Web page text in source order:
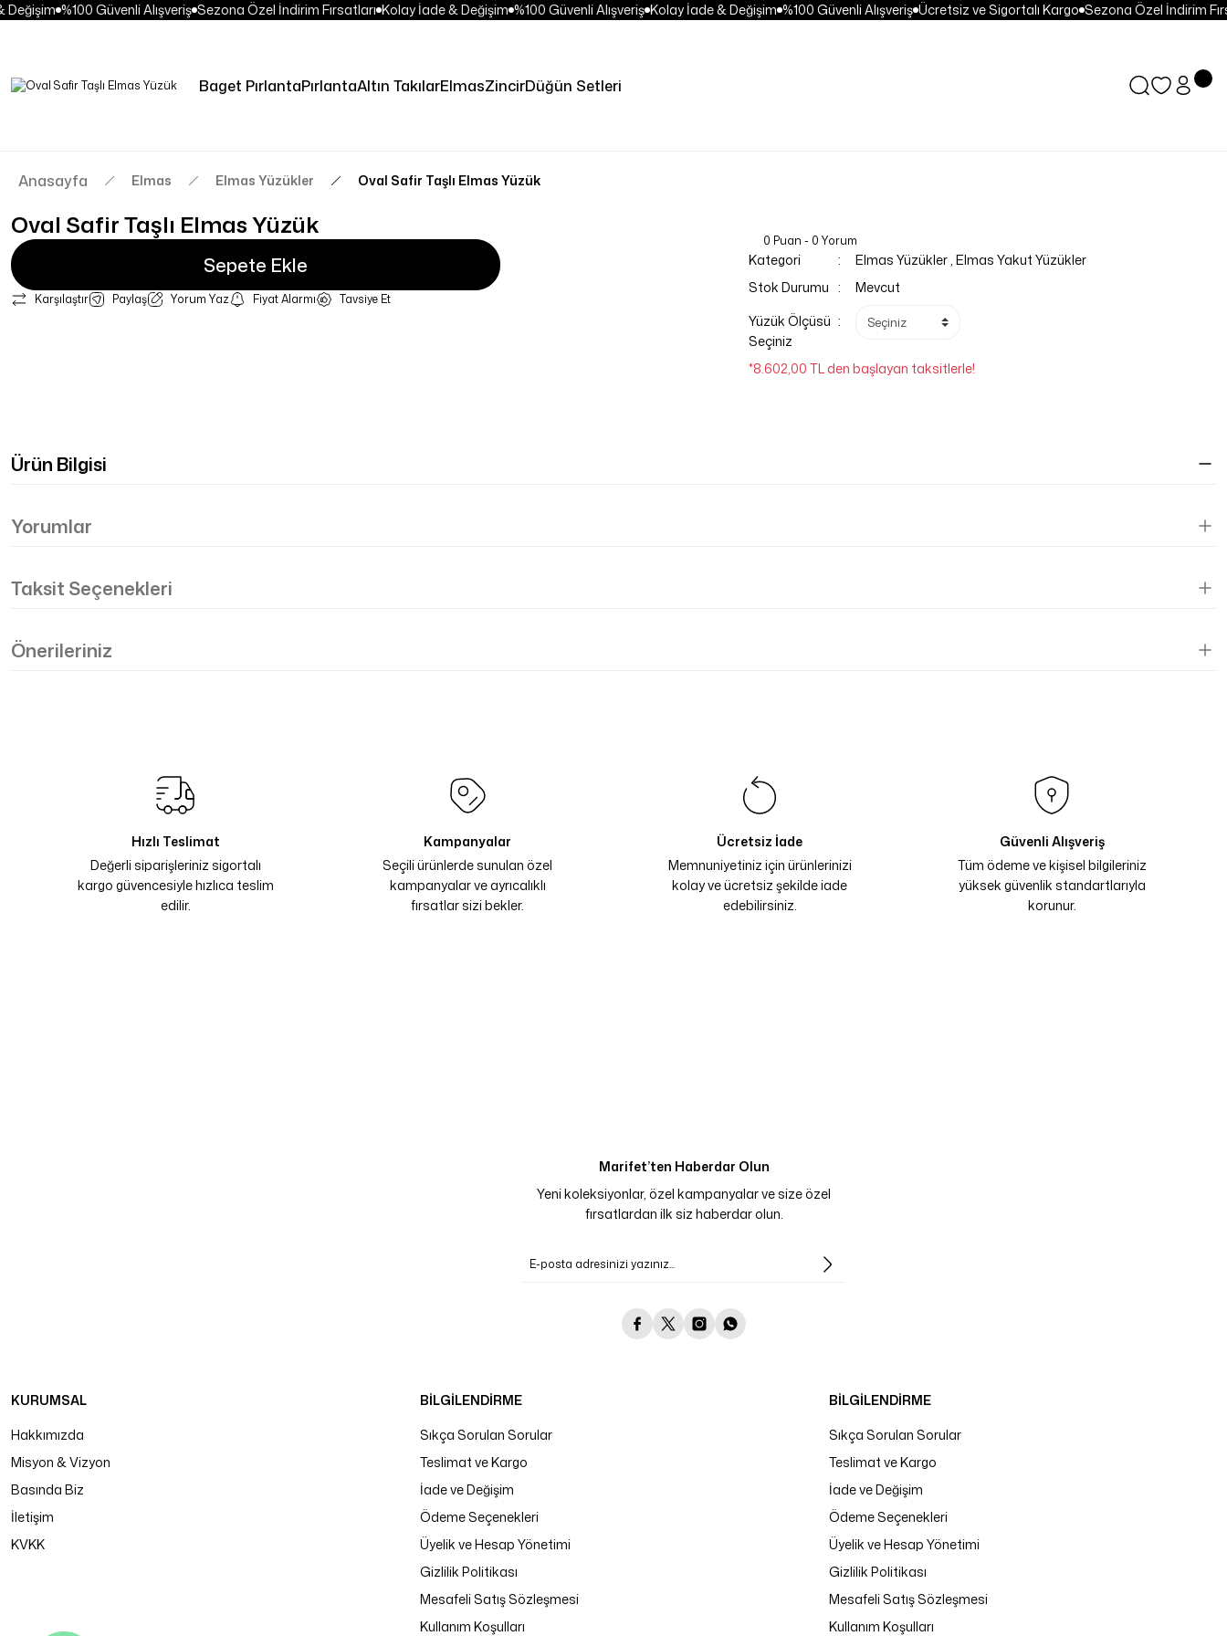
%100 Güvenli Alışveriş Sezona Özel İndirim Fırsatları Kolay İade & Değişim %100 Güvenli Alışveriş Kolay İade & Değişim %100 Güvenli Alışveriş Ücretsiz ve Sigortalı Kargo Sezona Özel İndirim
Baget PırlantaPırlantaAltın TakılarElmasZincirDüğün Setleri
Anasayfa Elmas Elmas Yüzükler Oval Safir Taşlı Elmas Yüzük
Oval Safir Taşlı Elmas Yüzük
Sepete Ekle
Karşılaştır Paylaş Yorum Yaz Fiyat Alarmı Tavsiye Et
0 Puan - 0 Yorum
Kategori Elmas Yüzükler, Elmas Yakut Yüzükler
Stok Durumu
Mevcut
Yüzük Ölçüsü
Seçiniz
*8.602,00 TL den başlayan taksitlerle!
Ürün Bilgisi
Yorumlar
Taksit Seçenekleri
Önerileriniz
Hızlı Teslimat
Değerli siparişleriniz sigortalı
kargo güvencesiyle hızlıca teslim
edilir.
Kampanyalar
Seçili ürünlerde sunulan özel
kampanyalar ve ayrıcalıklı
fırsatlar sizi bekler.
Ücretsiz İade
Memnuniyetiniz için ürünlerinizi
kolay ve ücretsiz şekilde iade
edebilirsiniz.
Güvenli Alışveriş
Tüm ödeme ve kişisel bilgileriniz
yüksek güvenlik standartlarıyla
korunur.
Marifet’ten Haberdar Olun
Yeni koleksiyonlar, özel kampanyalar ve size özel
fırsatlardan ilk siz haberdar olun.
KURUMSAL
Hakkımızda
Misyon & Vizyon
Basında Biz
İletişim
KVKK
BİLGİLENDİRME
Sıkça Sorulan Sorular
Teslimat ve Kargo
İade ve Değişim
Ödeme Seçenekleri
Üyelik ve Hesap Yönetimi
Gizlilik Politikası
Mesafeli Satış Sözleşmesi
Kullanım Koşulları
BİLGİLENDİRME
Sıkça Sorulan Sorular
Teslimat ve Kargo
İade ve Değişim
Ödeme Seçenekleri
Üyelik ve Hesap Yönetimi
Gizlilik Politikası
Mesafeli Satış Sözleşmesi
Kullanım Koşulları